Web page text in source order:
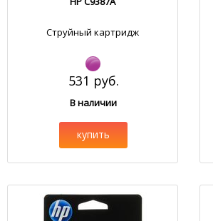
Струйный картридж
531 руб.
В наличии
купить